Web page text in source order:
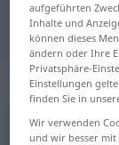
bashen [ˈbɛʃən]
aufgeführten
Inhalte und
können dieses
ändern oder Ihre
Privatsphäre-
Einstellungen
finden Sie in
Wir verwenden
und wir besser